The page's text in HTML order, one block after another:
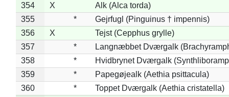
354
X
Alk (Alca torda)
355
*
Gejrfugl (Pinguinus † impennis)
356
X
Tejst (Cepphus grylle)
357
*
Langnæbbet Dværgalk
358
*
Hvidbrynet Dværgalk
359
*
Papegøjealk (Aethia psittacula)
360
* Toppet Dværgalk (Aethia cristatella)